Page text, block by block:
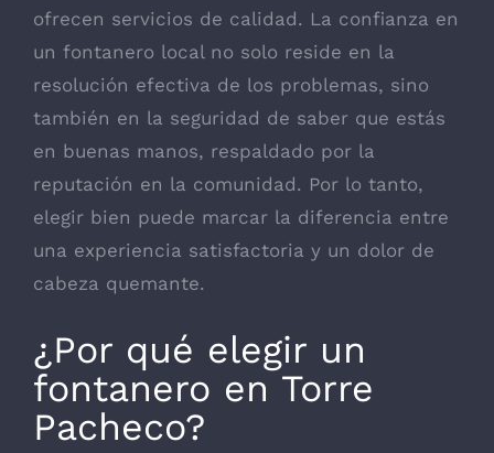
ofrecen servicios de calidad. La confianza en
un fontanero local no solo reside en la
resolución efectiva de los problemas, sino
también en la seguridad de saber que estás
en buenas manos, respaldado por la
reputación en la comunidad. Por lo tanto,
elegir bien puede marcar la diferencia entre
una experiencia satisfactoria y un dolor de
cabeza quemante.
¿Por qué elegir un
fontanero en Torre
Pacheco?